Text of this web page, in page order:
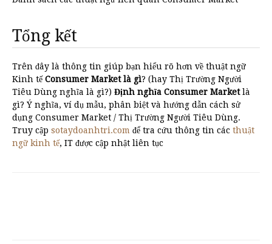
Tổng kết
Trên đây là thông tin giúp bạn hiểu rõ hơn về thuật ngữ
Kinh tếConsumer Market là gì? (hay Thị Trường Người
Tiêu Dùng nghĩa là gì?) Định nghĩa Consumer Marketlà
gì? Ý nghĩa, ví dụ mẫu, phân biệt và hướng dẫn cách sử
dụng Consumer Market / Thị Trường Người Tiêu Dùng.
Truy cập sotaydoanhtri.com để tra cứu thông tin các thuật
ngữ kinh tế, IT được cập nhật liên tục